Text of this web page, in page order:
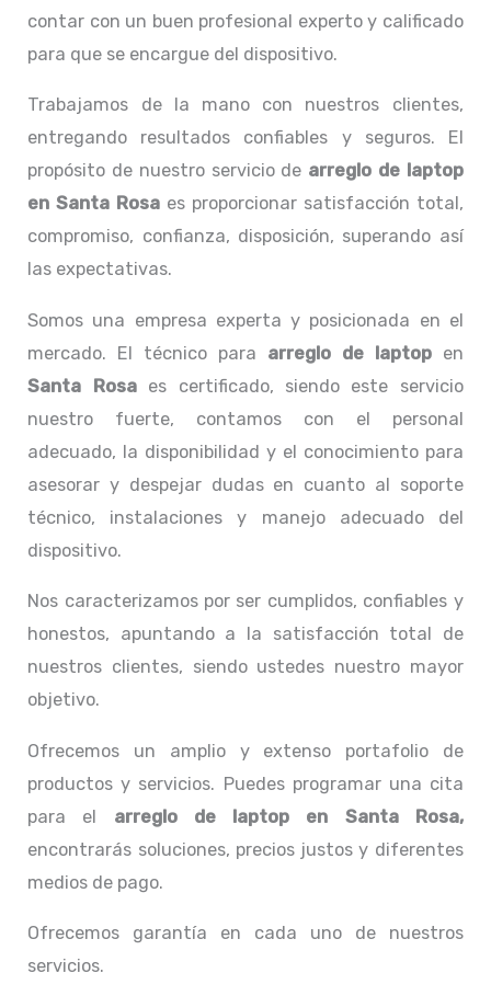
contar con un buen profesional experto y calificado
para que se encargue del dispositivo.
Trabajamos de la mano con nuestros clientes,
entregando resultados confiables y seguros. El
propósito de nuestro servicio de arreglo de laptop
en Santa Rosa es proporcionar satisfacción total,
compromiso, confianza, disposición, superando así
las expectativas.
Somos una empresa experta y posicionada en el
mercado. El técnico para arreglo de laptop en
Santa Rosaes certificado, siendo este servicio
nuestro fuerte, contamos con el personal
adecuado, la disponibilidad y el conocimiento para
asesorar y despejar dudas en cuanto al soporte
técnico, instalaciones y manejo adecuado del
dispositivo.
Nos caracterizamos por ser cumplidos, confiables y
honestos, apuntando a la satisfacción total de
nuestros clientes, siendo ustedes nuestro mayor
objetivo.
Ofrecemos un amplio y extenso portafolio de
productos y servicios. Puedes programar una cita
para el arreglo de laptop en Santa Rosa,
encontrarás soluciones, precios justos y diferentes
medios de pago.
Ofrecemos garantía en cada uno de nuestros
servicios.